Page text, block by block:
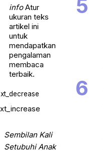
infoAtur
ukuran teks
artikel ini
untuk
mendapatkan
pengalaman
membaca
terbaik.
Sembilan Kali
Setubuhi Anak